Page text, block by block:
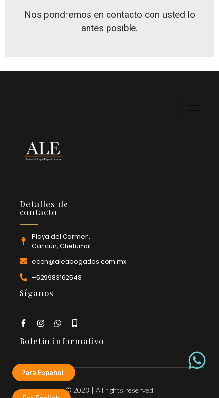
Nos pondremos en contacto con usted lo
antes posible.
Detalles de
contacto
Playa del Carmen,
Cancún, Chetumal
ecen@aleabogados.com.mx
+529983162548
Síganos
Boletin informativo
© 2023 | All rights reserved
Para Español